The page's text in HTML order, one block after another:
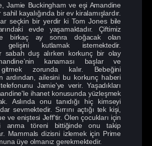
Jamie Buckingham ve eşi Amandine
kayalığında bir ev kiralamışlardır.
seçkin bir yerdir ki Tom Jones bile
evde yaşamaktadır. Çiftimiz
birkaç ay sonra doğacak olan
gelişini kutlamak istemektedir.
sabah duş alırken korkunç bir olay
kanaması başlar ve
zorunda kalır. Bebeğini
ardından, ailesini bu korkunç haberi
Jamie'ye verir. Yaşadıkları
ihanet konusunda yüzleşmek
Aslında onu tanıdığı hiç kimseyi
sevmektedir. Sırrını açtığı tek kişi,
ve eniştesi Jeff'tir. Ölen çocukları için
anma töreni bittiğinde onu takip
Mammals dizisni izlemek için Prime
üye olmanız gerekmektedir.